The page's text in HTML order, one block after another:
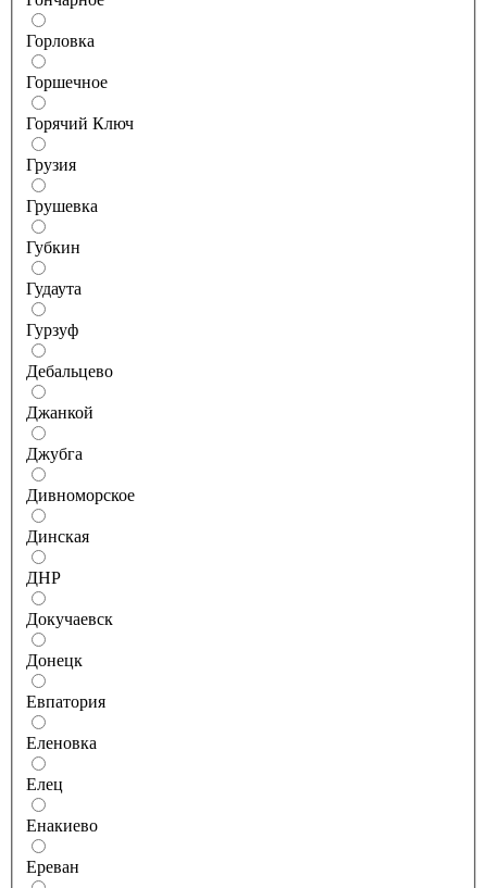
Горловка
Горшечное
Горячий Ключ
Грузия
Грушевка
Губкин
Гудаута
Гурзуф
Дебальцево
Джанкой
Джубга
Дивноморское
Динская
ДНР
Докучаевск
Донецк
Евпатория
Еленовка
Елец
Енакиево
Ереван